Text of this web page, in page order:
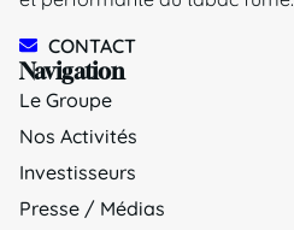
CONTACT
Navigation
Le Groupe
Nos Activités
Investisseurs
Presse / Médias